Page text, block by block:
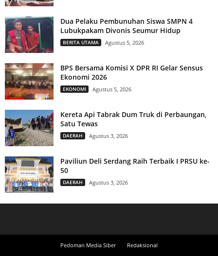
Dua Pelaku Pembunuhan Siswa SMPN 4
Lubukpakam Divonis Seumur Hidup
BERITA UTAMA Agustus 5, 2026
BPS Bersama Komisi X DPR RI Gelar Sensus
Ekonomi 2026
EKONOMI Agustus 5, 2026
Kereta Api Tabrak Dum Truk di Perbaungan,
Satu Tewas
DAERAH Agustus 3, 2026
Paviliun Deli Serdang Raih Terbaik I PRSU ke-
50
DAERAH Agustus 3, 2026
Pedoman Media Siber Redaksional